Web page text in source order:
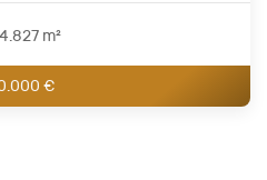
4.827 m²
€